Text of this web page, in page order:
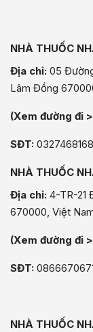
NHÀ THUỐC
Địa chỉ: 05
Lâm Đồng
(Xem đường đi
SĐT: 0327468168
NHÀ THUỐC
Địa chỉ: 4-TR-21
670000, Việt
(Xem đường đi
SĐT:
NHÀ THUỐC